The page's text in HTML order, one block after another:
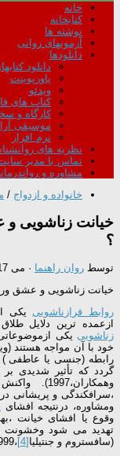
خانه
کتابخانه
نوشته ها
آزمونهای روانی
دانلودها
دانلود
پاورپوینت
ویدئو
کتاب های
کارگاه و
موسیقی
نرم افزار
نظریه های
تماس با مدیر
مشاوره و
خانواده و ازدواج /
خیانت زناشویی و
؟
توسط روان راهنما · می 17, 2018
خیانت زناشویی و عشق
روابط فرازناشویی یکی
ازعمده ترین دلایل
زناشویی یکی
خود با آن مواجه هستند
رابطه (جنسی یا عاطفی )
گردد که تأثیر شدیدی
،سرافکندگی و پریشانی
ومشاوره، درنتیجه افشای
وقوع یا افشای خیانت
تهدید می شود وخشونت
(سافستروم و جنتیلیا[4]
،1999) .